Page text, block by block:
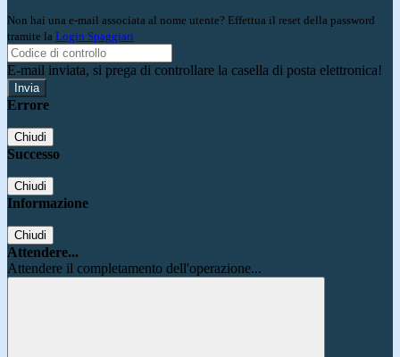
Non hai una e-mail associata al nome utente? Effettua il reset della password
tramite la Login Spaggiari
E-mail inviata, si prega di controllare la casella di posta elettronica!
Errore
Chiudi
Successo
Chiudi
Informazione
Chiudi
Attendere...
Attendere il completamento dell'operazione...